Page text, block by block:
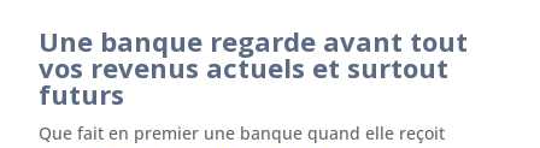
Une banque regarde avant tout
vos revenus actuels et surtout
futurs
Que fait en premier une banque quand elle reçoit